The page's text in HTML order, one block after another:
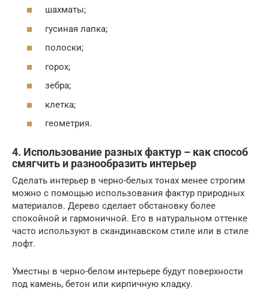
шахматы;
гусиная лапка;
полоски;
горох;
зебра;
клетка;
геометрия.
4. Использование разных фактур – как способ
смягчить и разнообразить интерьер
Сделать интерьер в черно-белых тонах менее строгим
можно с помощью использования фактур природных
материалов. Дерево сделает обстановку более
спокойной и гармоничной. Его в натуральном оттенке
часто используют в скандинавском стиле или в стиле
лофт.
Уместны в черно-белом интерьере будут поверхности
под камень, бетон или кирпичную кладку.